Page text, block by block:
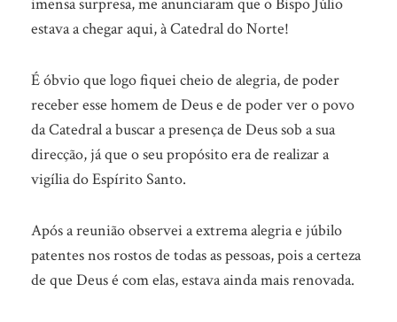
estava a chegar aqui, à Catedral do Norte!
É óbvio que logo fiquei cheio de alegria, de poder
receber esse homem de Deus e de poder ver o povo
da Catedral a buscar a presença de Deus sob a sua
direcção, já que o seu propósito era de realizar a
vigília do Espírito Santo.
Após a reunião observei a extrema alegria e júbilo
patentes nos rostos de todas as pessoas, pois a certeza
de que Deus é com elas, estava ainda mais renovada.